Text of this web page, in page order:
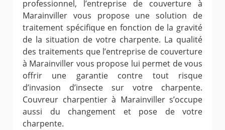
professionnel, l’entreprise de couverture à
Marainviller vous propose une solution de
traitement spécifique en fonction de la gravité
de la situation de votre charpente. La qualité
des traitements que l’entreprise de couverture
à Marainviller vous propose lui permet de vous
offrir une garantie contre tout risque
d’invasion d’insecte sur votre charpente.
Couvreur charpentier à Marainviller s’occupe
aussi du changement et pose de votre
charpente.